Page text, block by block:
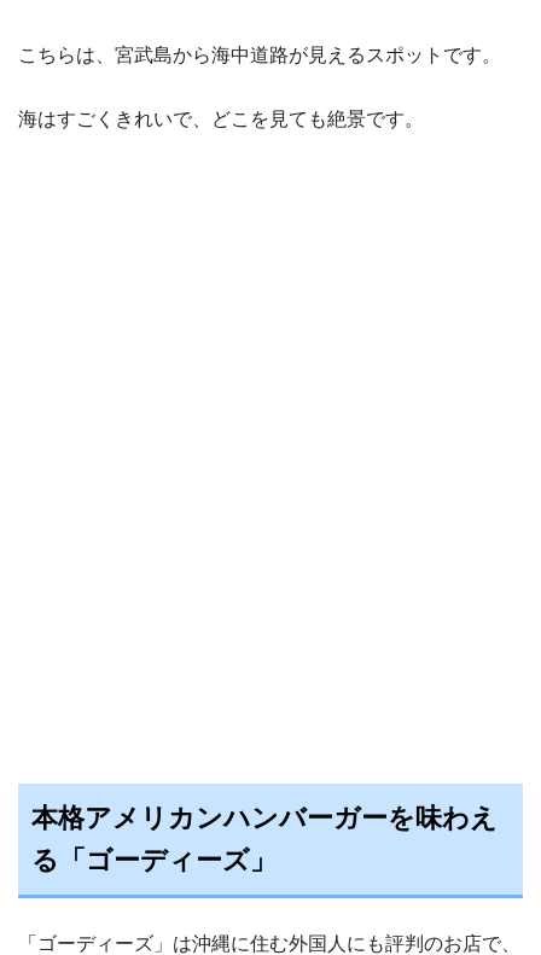
こちらは、宮武島から海中道路が見えるスポットです。
海はすごくきれいで、どこを見ても絶景です。
本格アメリカンハンバーガーを味わえ
る「ゴーディーズ」
「ゴーディーズ」は沖縄に住む外国人にも評判のお店で、